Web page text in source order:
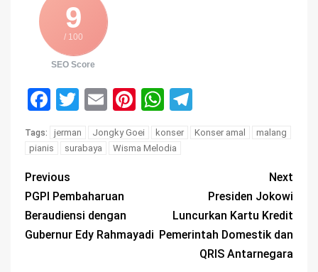
9
/ 100
SEO Score
Facebook
Twitter
EmailPinterest
WhatsApp
Tags: jerman Jongky Goei konser Konser amal
malang
pianis
surabaya Wisma Melodia
Previous
PGPI Pembaharuan
Beraudiensi dengan
Gubernur Edy Rahmayadi
Next
Presiden Jokowi
Luncurkan Kartu Kredit
Pemerintah Domestik dan
QRIS Antarnegara